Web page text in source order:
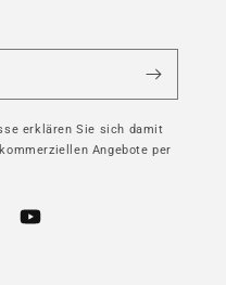
erklären Sie sich damit
Angebote per
YouTube